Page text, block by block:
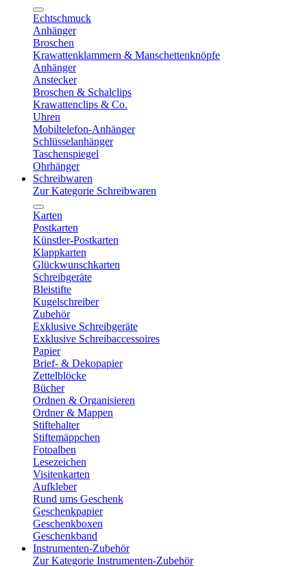
Echtschmuck
Anhänger
Broschen
Krawattenklammern & Manschettenknöpfe
Anhänger
Anstecker
Broschen & Schalclips
Krawattenclips & Co.
Uhren
Mobiltelefon-Anhänger
Schlüsselanhänger
Taschenspiegel
Ohrhänger
Schreibwaren
Zur Kategorie Schreibwaren
Karten
Postkarten
Künstler-Postkarten
Klappkarten
Glückwunschkarten
Schreibgeräte
Bleistifte
Kugelschreiber
Zubehör
Exklusive Schreibgeräte
Exklusive Schreibaccessoires
Papier
Brief- & Dekopapier
Zettelblöcke
Bücher
Ordnen & Organisieren
Ordner & Mappen
Stiftehalter
Stiftemäppchen
Fotoalben
Lesezeichen
Visitenkarten
Aufkleber
Rund ums Geschenk
Geschenkpapier
Geschenkboxen
Geschenkband
Instrumenten-Zubehör
Zur Kategorie Instrumenten-Zubehör